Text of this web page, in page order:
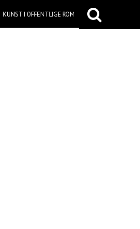
KUNST I OFFENTLIGE ROM